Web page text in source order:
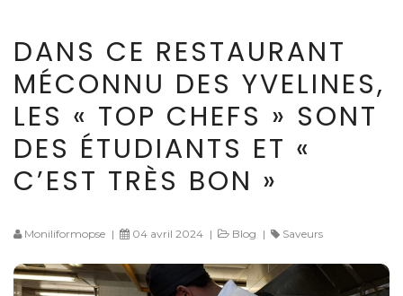
DANS CE RESTAURANT
MÉCONNU DES YVELINES,
LES « TOP CHEFS » SONT
DES ÉTUDIANTS ET «
C’EST TRÈS BON »
Moniliformopse | 04 avril 2024 | Blog | Saveurs